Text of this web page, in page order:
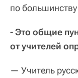
по большинству
- Это общие
от учителей
— Учитель